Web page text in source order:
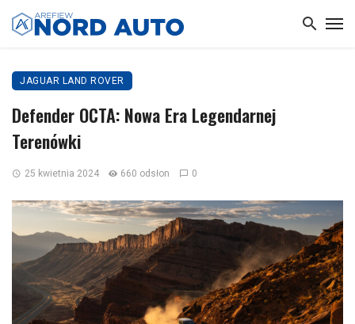
JAGUAR LAND ROVER
Defender OCTA: Nowa Era Legendarnej
Terenówki
25 kwietnia 2024 660 odsłon 0